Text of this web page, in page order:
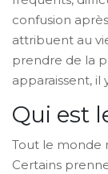
confusion
attribuent au
prendre de la
apparaissent, il
Qui est
Tout le monde
Certains